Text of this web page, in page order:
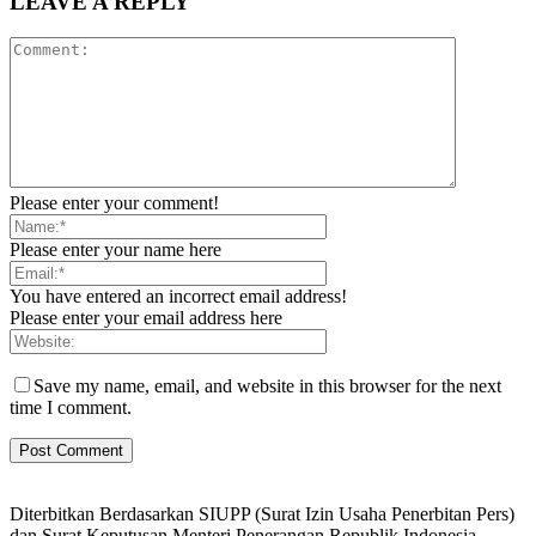
Please enter your comment!
Please enter your name here
You have entered an incorrect email address!
Please enter your email address here
Save my name, email, and website in this browser for the next
time I comment.
Diterbitkan Berdasarkan SIUPP (Surat Izin Usaha Penerbitan Pers)